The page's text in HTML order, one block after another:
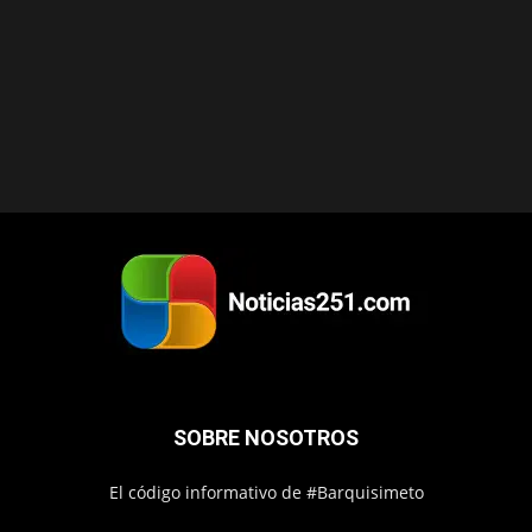
SOBRE NOSOTROS
El código informativo de #Barquisimeto